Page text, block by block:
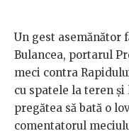
Un gest asemănător
Bulancea, portarul
meci contra
cu spatele la teren
pregătea să bată o
comentatorul